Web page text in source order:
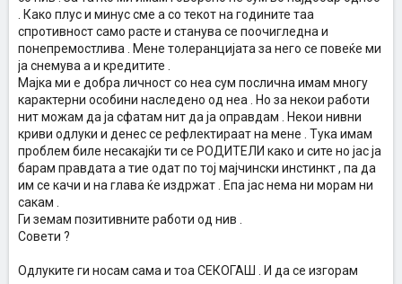
. Како плус и минус сме а со текот на годините таа
спротивност само расте и станува се поочигледна и
понепремостлива . Мене толеранцијата за него се повеќе ми
ја снемува а и кредитите .
Мајка ми е добра личност со неа сум послична имам многу
карактерни особини наследено од неа . Но за некои работи
нит можам да ја сфатам нит да ја оправдам . Некои нивни
криви одлуки и денес се рефлектираат на мене . Тука имам
проблем биле несакајќи ти се РОДИТЕЛИ како и сите но јас ја
барам правдата а тие одат по тој мајчински инстинкт , па да
им се качи и на глава ќе издржат . Епа јас нема ни морам ни
сакам .
Ги земам позитивните работи од нив .
Совети ?
Одлуките ги носам сама и тоа СЕКОГАШ . И да се изгорам